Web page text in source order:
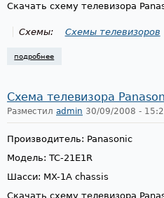
Скачать схему телевизора
Схемы: Схемы телевизоров
подробнее
Схема телевизора
Разместил admin 30/09/2008 -
Производитель: Panasonic
Модель: TC-21E1R
Шасси: MX-1A chassis
Скачать схему телевизора